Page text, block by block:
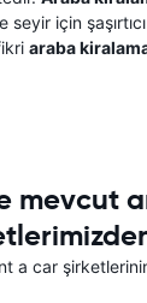
seyir için
araba
mevcut
a car şirketlerinin